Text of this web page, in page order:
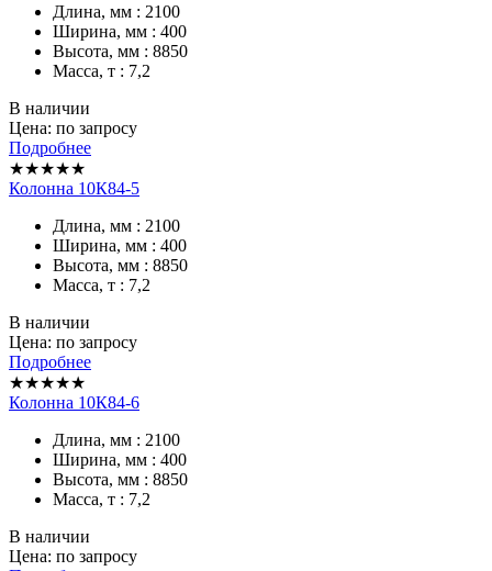
Длина, мм : 2100
Ширина, мм : 400
Высота, мм : 8850
Масса, т : 7,2
В наличии
Цена: по запросу
Подробнее
★★★★★
Колонна 10К84-5
Длина, мм : 2100
Ширина, мм : 400
Высота, мм : 8850
Масса, т : 7,2
В наличии
Цена: по запросу
Подробнее
★★★★★
Колонна 10К84-6
Длина, мм : 2100
Ширина, мм : 400
Высота, мм : 8850
Масса, т : 7,2
В наличии
Цена: по запросу